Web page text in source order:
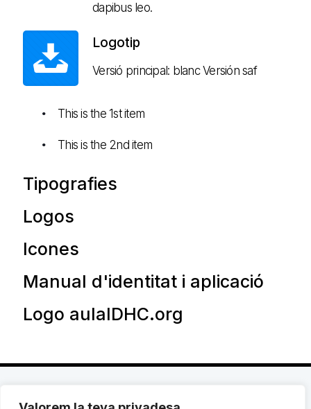
dapibus leo.
Logotip
Versió principal: blanc Versión saf
This is the 1st item
This is the 2nd item
Tipografies
Logos
Icones
Manual d'identitat i aplicació
Logo aulaIDHC.org